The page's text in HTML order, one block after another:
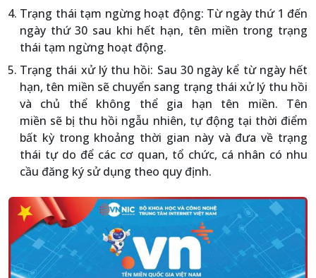
Trạng thái tạm ngừng hoạt động: Từ ngày thứ 1 đến
ngày thứ 30 sau khi hết hạn, tên miền trong trạng
thái tạm ngừng hoạt động.
Trạng thái xử lý thu hồi: Sau 30 ngày kể từ ngày hết
hạn, tên miền sẽ chuyển sang trạng thái xử lý thu hồi
và chủ thể không thể gia hạn tên miền. Tên
miền sẽ bị thu hồi ngẫu nhiên, tự động tại thời điểm
bất kỳ trong khoảng thời gian này và đưa về trạng
thái tự do để các cơ quan, tổ chức, cá nhân có nhu
cầu đăng ký sử dụng theo quy định.